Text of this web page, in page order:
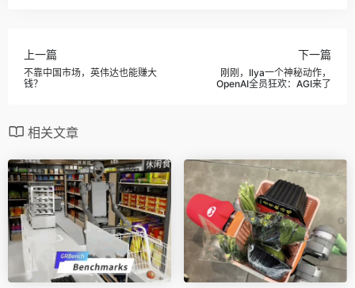
上一篇
不靠中国市场，英伟达也能赚大
钱？
下一篇
刚刚，Ilya一个神秘动作，
OpenAI全员狂欢：AGI来了
相关文章